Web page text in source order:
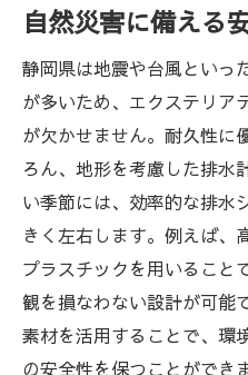
自然災害に備える
静岡県は地震や台風といっ
が多いため、エクステリア
が欠かせません。耐久性に
ろん、地形を考慮した排水
い季節には、効率的な排水
きく左右します。例えば、
プラスチックを用いること
観を損なわない設計が可能
素材を活用することで、環
の安全性を保つことができ